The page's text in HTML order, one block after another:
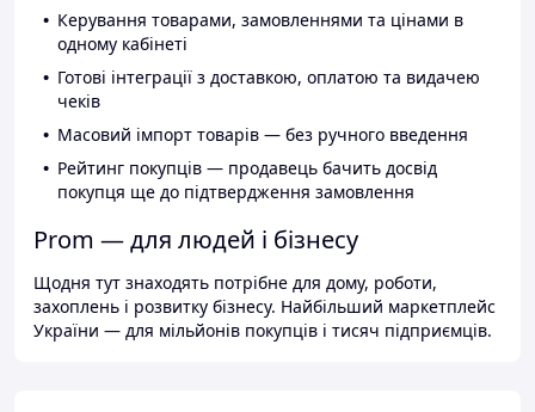
Керування товарами, замовленнями та цінами в
одному кабінеті
Готові інтеграції з доставкою, оплатою та видачею
чеків
Масовий імпорт товарів — без ручного введення
Рейтинг покупців — продавець бачить досвід
покупця ще до підтвердження замовлення
Prom — для людей і бізнесу
Щодня тут знаходять потрібне для дому, роботи,
захоплень і розвитку бізнесу. Найбільший маркетплейс
України — для мільйонів покупців і тисяч підприємців.